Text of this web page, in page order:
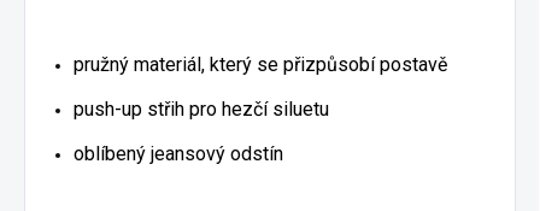
pružný materiál, který se přizpůsobí postavě
push-up střih pro hezčí siluetu
oblíbený jeansový odstín